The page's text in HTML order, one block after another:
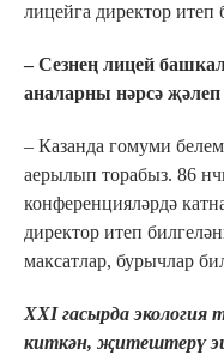
лицейга директор итеп
– Сезнең лицей
аналарны нәрсә
– Казанда гомуми
аерылып торабыз. 86
конференцияләрдә
директор итеп
максатлар, бурычлар
XXI гасырда экология
киткән, җитештерү